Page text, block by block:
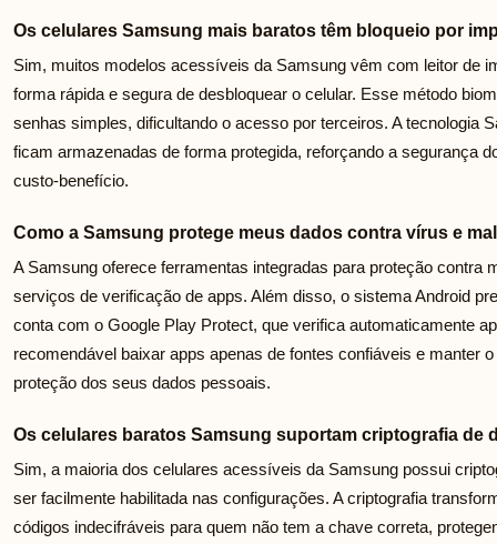
Os celulares Samsung mais baratos têm bloqueio por
Sim, muitos modelos acessíveis da Samsung vêm com leitor de
forma rápida e segura de desbloquear o celular. Esse método
senhas simples, dificultando o acesso por terceiros. A tecnologia
ficam armazenadas de forma protegida, reforçando a segurança
custo-benefício.
Como a Samsung protege meus dados contra vírus e
A Samsung oferece ferramentas integradas para proteção contra
serviços de verificação de apps. Além disso, o sistema Android
conta com o Google Play Protect, que verifica automaticamente
recomendável baixar apps apenas de fontes confiáveis e manter
proteção dos seus dados pessoais.
Os celulares baratos Samsung suportam criptografia de
Sim, a maioria dos celulares acessíveis da Samsung possui
ser facilmente habilitada nas configurações. A criptografia
códigos indecifráveis para quem não tem a chave correta,